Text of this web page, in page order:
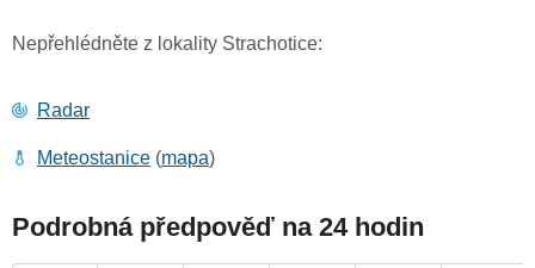
Nepřehlédněte z lokality Strachotice:
Radar
Meteostanice (mapa)
Podrobná předpověď na 24 hodin